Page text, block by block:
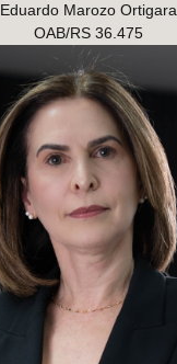
Eduardo Marozo Ortigara
OAB/RS 36.475